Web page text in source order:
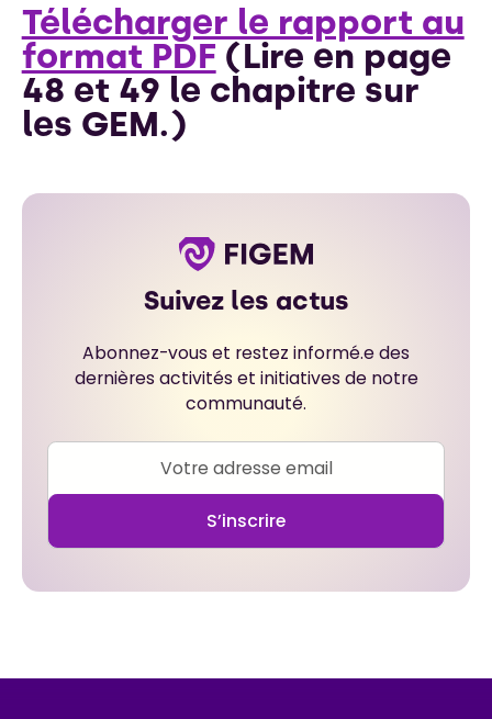
Télécharger le rapport au
format PDF(Lire en page
48 et 49 le chapitre sur
les GEM.)
Suivez les actus
Abonnez-vous et restez informé.e des
dernières activités et initiatives de notre
communauté.